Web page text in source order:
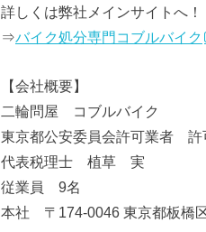
詳しくは弊社メインサイトへ！
⇒バイク処分専門コブルバイク
【会社概要】
二輪問屋 コブルバイク
東京都公安委員会許可業者 許
代表税理士 植草 実
従業員 9名
本社 〒174-0046 東京都板橋